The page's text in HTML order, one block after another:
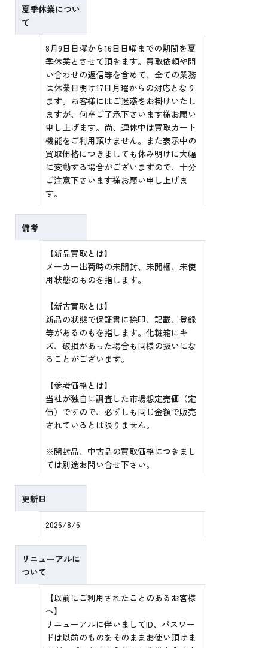
夏季休業につい
て
8月9日日曜から16日日曜までの期間を夏
季休業とさせて頂きます。買取依頼や問
い合わせの返信等を含めて、全ての業務
は休業日明け17日月曜からの対応となり
ます。お客様にはご迷惑をお掛けいたし
ますが、何卒ご了承下さいます様お願い
申し上げます。尚、連休中は買取カート
機能をご利用頂けません。また表示中の
買取価格につきましても休み明けに大幅
に変動する場合がございますので、十分
ご注意下さいます様お願い申し上げま
す。
備考
【新品買取とは】
メーカー出荷時の未開封、未開梱、未使
用状態のものを指します。
【新古買取とは】
新品の状態で保証書に捺印、記載、登録
等があるのもを指します。化粧箱にキ
ズ、破損があった場合も同様の扱いにな
ることがございます。
【参考価格とは】
当社が独自に調査した市場想定売価（定
価）ですので、必ずしも同じ金額で販売
されているとは限りません。
※開封品、中古品の買取価格につきまし
ては別途お問い合せ下さい。
更新日
2026/8/6
リニューアルに
ついて
【以前にご利用されたことのあるお客様
へ】
リニューアルに伴いましてID、パスワー
ドは以前のものをそのままお使い頂けま